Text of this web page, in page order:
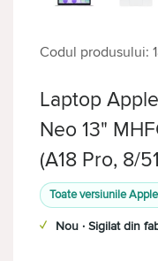
Codul produsului:
Laptop
Neo 13"
(A18 Pro, 8/
Toate versiunile
✓ Nou · Sigilat din